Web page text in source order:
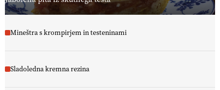
Mineštra s krompirjem in testeninami
Sladoledna kremna rezina